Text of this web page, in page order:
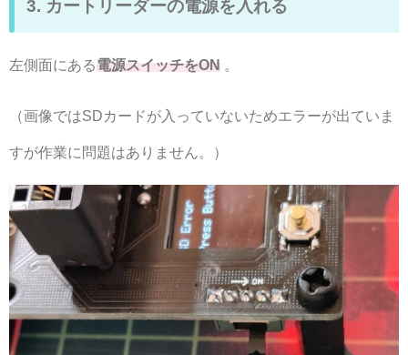
3. カートリーダーの電源を入れる
左側面にある電源スイッチをON
（画像ではSDカードが入っていないためエラーが出ていま
すが作業に問題はありません。）